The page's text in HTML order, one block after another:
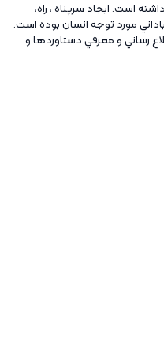
است. ايجاد سرپناه ، راه،
مورد توجه انسان بوده است.
رساني و معرفي دستاوردها و